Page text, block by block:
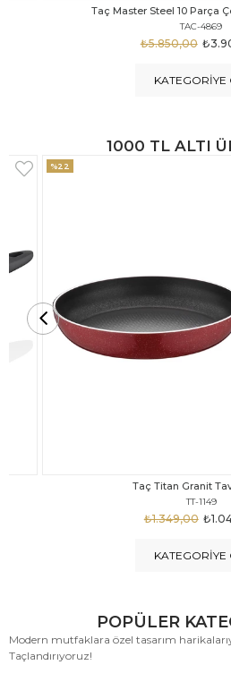
Taç Carabella Döküm Cam Kapak 7
TAC-3817
₺4.350,00
KATEGORIYE
1000 TL ALTI
Taç Titan Granit
TT-1148
₺1.875,00
%47
KATEGORIYE
POPÜLER
Modern mutfaklara özel tasarım
Taçlandırıyoruz!